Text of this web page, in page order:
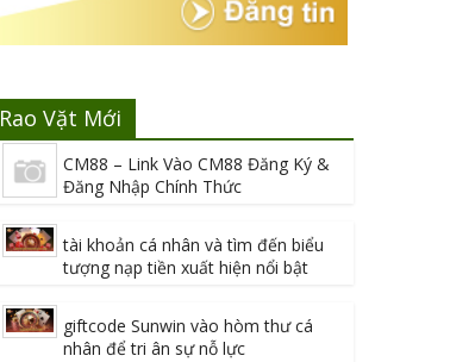
Rao Vặt Mới
CM88 – Link Vào CM88 Đăng Ký &
Đăng Nhập Chính Thức
tài khoản cá nhân và tìm đến biểu
tượng nạp tiền xuất hiện nổi bật
giftcode Sunwin vào hòm thư cá
nhân để tri ân sự nỗ lực